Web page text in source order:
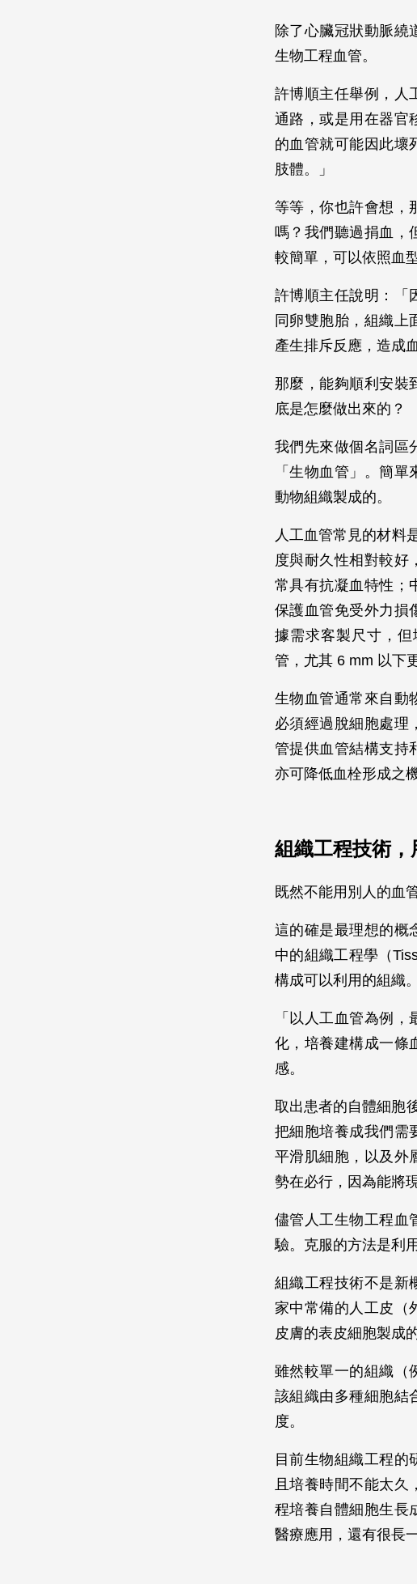
除了心臟冠狀動脈繞
生物工程血管。
許博順主任舉例，人
通路，或是用在器官
的血管就可能因此壞
肢體。」
等等，你也許會想，
嗎？我們聽過捐血，
較簡單，可以依照血
許博順主任說明：「
同卵雙胞胎，組織上
產生排斥反應，造成
那麼，能夠順利安裝
底是怎麼做出來的？
我們先來做個名詞區
「生物血管」。簡
動物組織製成的。
人工血管常見的材料
度與耐久性相對較好
常具有抗凝血特性；
保護血管免受外力損
據需求客製尺寸，
管，尤其 6 mm 以下
生物血管通常來自動
必須經過脫細胞處理
管提供血管結構支持
亦可降低血栓形成之機
組織工程技術
既然不能用別人的血
這的確是最理想的概
中的組織工程學（
構成可以利用的組織。
「以人工血管為例
化，培養建構成一條
感。
取出患者的自體細胞
把細胞培養成我們需
平滑肌細胞，以及外
勢在必行，因為能將
儘管人工生物工程血
驗。克服的方法是利
組織工程技術不是新
家中常備的人工皮（
皮膚的表皮細胞製成的
雖然較單一的組織（
該組織由多種細胞結
度。
目前生物組織工程的
且培養時間不能太
程培養自體細胞生長
醫療應用，還有很長